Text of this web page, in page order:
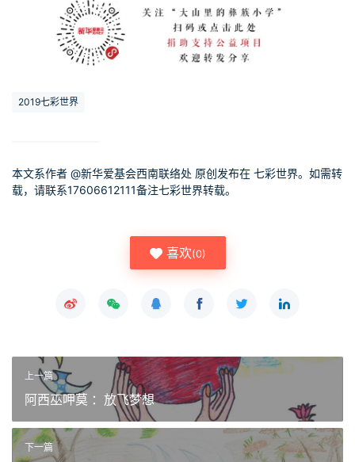
2019七彩世界
本文系作者 @新华爱基会西南联络处 原创发布在 七彩世界。如需转
载，请联系17606612111备注七彩世界转载。
喜欢(0)
上一篇
阿西巫呷莫 ：放飞梦想
下一篇